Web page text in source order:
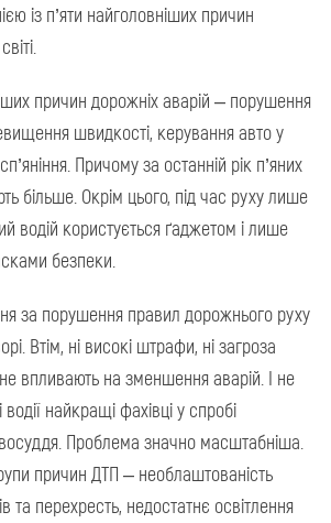
із п’яти найголовніших причин
причин дорожніх аварій – порушення
швидкості, керування авто у
Причому за останній рік п’яних
більше. Окрім цього, під час руху лише
водій користується ґаджетом і лише
безпеки.
за порушення правил дорожнього руху
Втім, ні високі штрафи, ні загроза
впливають на зменшення аварій. І не
найкращі фахівці у спробі
Проблема значно масштабніша.
причин ДТП – необлаштованість
та перехресть, недостатнє освітлення